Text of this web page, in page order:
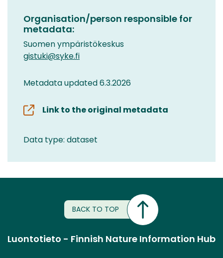
Organisation/person responsible for
metadata:
Suomen ympäristökeskus
gistuki@syke.fi
Metadata updated 6.3.2026
Link to the original metadata
Data type: dataset
BACK TO TOP
Luontotieto - Finnish Nature Information Hub